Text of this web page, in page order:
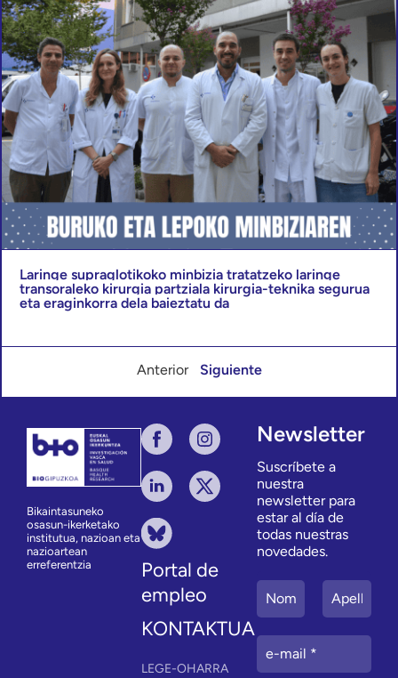
Laringe supraglotikoko minbizia tratatzeko laringe
transoraleko kirurgia partziala kirurgia-teknika segurua
eta eraginkorra dela baieztatu da
Anterior Siguiente
Bikaintasuneko
osasun-ikerketako
institutua, nazioan eta
nazioartean
erreferentzia
Portal de
empleo
KONTAKTUA
LEGE-OHARRA
Newsletter
Suscríbete a
nuestra
newsletter para
estar al día de
todas nuestras
novedades.